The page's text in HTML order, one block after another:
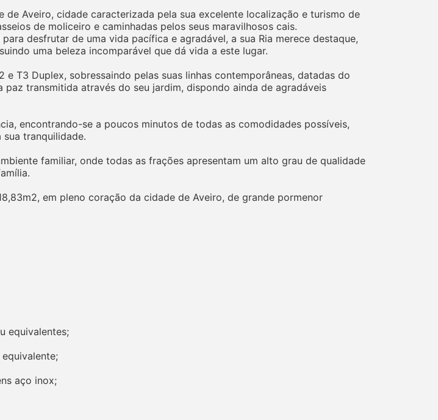
Aveiro, cidade caracterizada pela sua excelente localização e turismo de
de moliceiro e caminhadas pelos seus maravilhosos cais.
desfrutar de uma vida pacífica e agradável, a sua Ria merece destaque,
uma beleza incomparável que dá vida a este lugar.
T3 Duplex, sobressaindo pelas suas linhas contemporâneas, datadas do
transmitida através do seu jardim, dispondo ainda de agradáveis
encontrando-se a poucos minutos de todas as comodidades possíveis,
tranquilidade.
familiar, onde todas as frações apresentam um alto grau de qualidade
em pleno coração da cidade de Aveiro, de grande pormenor
equivalentes;
aço inox;